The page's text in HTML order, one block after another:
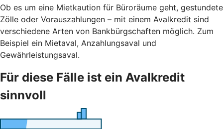
Ob es um eine Mietkaution für Büroräume geht, gestundete
Zölle oder Vorauszahlungen – mit einem Avalkredit sind
verschiedene Arten von Bankbürgschaften möglich. Zum
Beispiel ein Mietaval, Anzahlungsaval und
Gewährleistungsaval.
Für diese Fälle ist ein Avalkredit
sinnvoll